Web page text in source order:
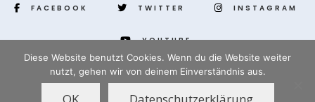
FACEBOOK TWITTER INSTAGRAM
YOUTUBE
www.yenihayat.de
Diese Website benutzt Cookies. Wenn du die Website weiter
nutzt, gehen wir von deinem Einverständnis aus.